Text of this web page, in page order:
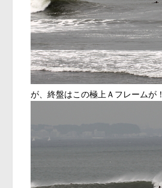
が、終盤はこの極上Ａフレームが！